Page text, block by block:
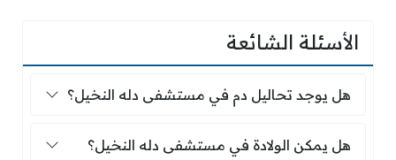
الأسئلة الشائعة
هل يوجد تحاليل دم في مستشفى دله النخيل؟
هل يوجد تحاليل دم في مستشفى دله النخيل؟
هل يمكن الولادة في مستشفى دله النخيل؟
هل يمكن الولادة في مستشفى دله النخيل؟